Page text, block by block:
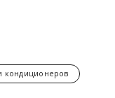
кондиционеров